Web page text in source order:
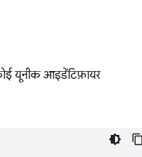
यूनीक आइडेंटिफ़ायर